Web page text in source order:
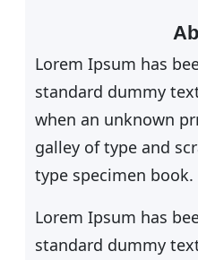
h
Lorem Ipsum has
standard dummy
when an unknown
galley of type and
type specimen book.
Lorem Ipsum has
standard dummy